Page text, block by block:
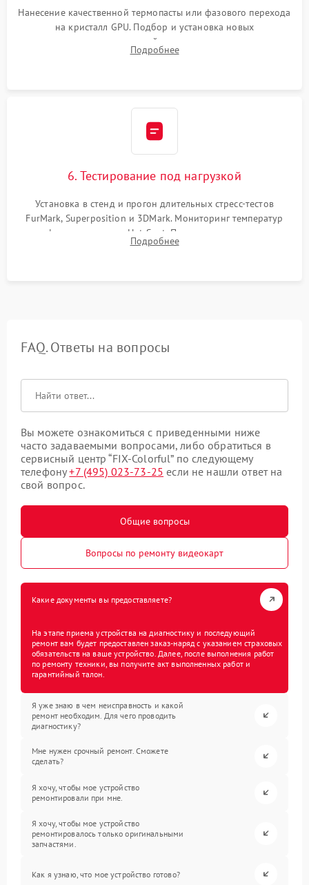
Нанесение качественной термопасты или фазового перехода
на кристалл GPU. Подбор и установка новых
термопрокладок правильной толщины на память и цепи
питания. Монтаж радиатора и бэкплейта, подключение и
Подробнее
6. Тестирование под нагрузкой
Установка в стенд и прогон длительных стресс-тестов
FurMark, Superposition и 3DMark. Мониторинг температур
графического чипа и Hot Spot. Проверка на отсутствие
артефактов изображения, вылетов драйвера и зависаний.
Подробнее
FAQ. Ответы на вопросы
Вы можете ознакомиться с приведенными ниже
часто задаваемыми вопросами, либо обратиться в
сервисный центр “FIX-Colorful” по следующему
телефону+7 (495) 023-73-25 если не нашли ответ на
свой вопрос.
Общие вопросы
Вопросы по ремонту видеокарт
Какие документы вы предоставляете?
На этапе приема устройства на диагностику и последующий
ремонт вам будет предоставлен заказ-наряд с указанием страховых
обязательств на ваше устройство. Далее, после выполнения работ
по ремонту техники, вы получите акт выполненных работ и
гарантийный талон.
Я уже знаю в чем неисправность и какой
ремонт необходим. Для чего проводить
диагностику?
Мне нужен срочный ремонт. Сможете
сделать?
Я хочу, чтобы мое устройство
ремонтировали при мне.
Я хочу, чтобы мое устройство
ремонтировалось только оригинальными
запчастями.
Как я узнаю, что мое устройство готово?